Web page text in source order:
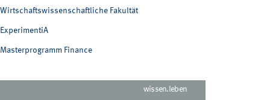
Wirtschaftswissenschaftliche Fakultät
ExperimentiA
Masterprogramm Finance
wissen.leben